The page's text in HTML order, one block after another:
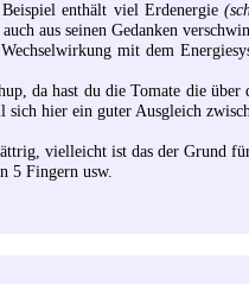
enthält viel Erdenergie
aus seinen Gedanken
mit dem
da hast du die Tomate die
hier ein guter Ausgleich
vielleicht ist das der Grund
5 Fingern usw.